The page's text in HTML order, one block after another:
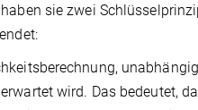
sie zwei
wird. Das bedeutet,